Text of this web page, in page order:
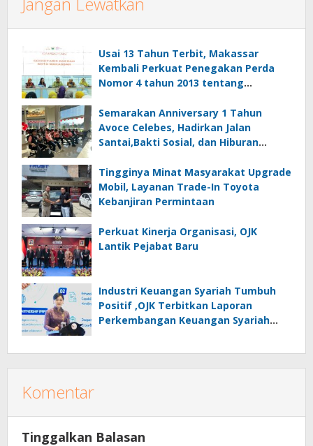
Usai 13 Tahun Terbit, Makassar
Kembali Perkuat Penegakan Perda
Nomor 4 tahun 2013 tentang
Semarakan Anniversary 1 Tahun
Avoce Celebes, Hadirkan Jalan
Santai,Bakti Sosial, dan Hiburan
Tingginya Minat Masyarakat Upgrade
Mobil, Layanan Trade-In Toyota
Kebanjiran Permintaan
Perkuat Kinerja Organisasi, OJK
Lantik Pejabat Baru
Industri Keuangan Syariah Tumbuh
Positif ,OJK Terbitkan Laporan
Perkembangan Keuangan Syariah
Komentar
Tinggalkan Balasan